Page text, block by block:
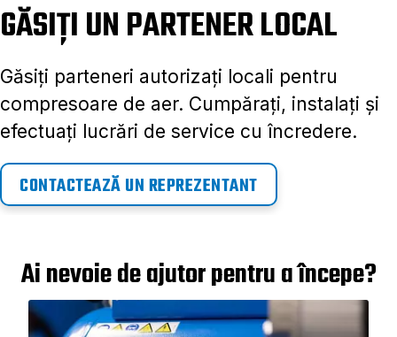
GĂSIȚI UN PARTENER LOCAL
Găsiți parteneri autorizați locali pentru
compresoare de aer. Cumpărați, instalați și
efectuați lucrări de service cu încredere.
CONTACTEAZĂ UN REPREZENTANT
Ai nevoie de ajutor pentru a începe?